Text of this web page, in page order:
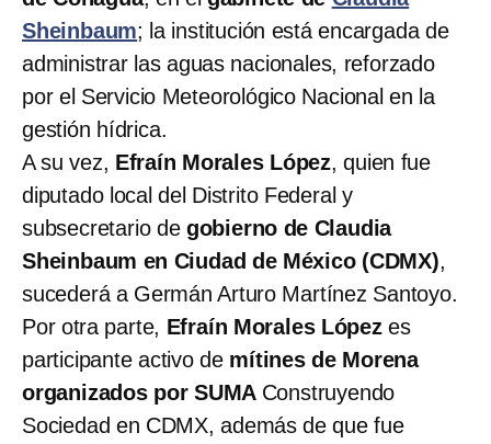
Sheinbaum; la institución está encargada de
administrar las aguas nacionales, reforzado
por el Servicio Meteorológico Nacional en la
gestión hídrica.
A su vez, Efraín Morales López, quien fue
diputado local del Distrito Federal y
subsecretario de gobierno de Claudia
Sheinbaum en Ciudad de México (CDMX),
sucederá a Germán Arturo Martínez Santoyo.
Por otra parte, Efraín Morales Lópezes
participante activo de mítines de Morena
organizados por SUMA Construyendo
Sociedad en CDMX, además de que fue